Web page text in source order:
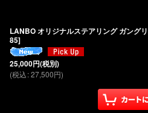
LANBO オリジナルステアリング ガング
85]
25,000円(税別)
(税込:27,500円)